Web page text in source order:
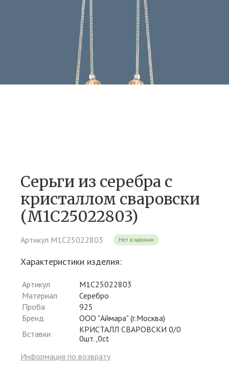
Серьги из серебра c
кристаллом сваровски
(М1С25022803)
Артикул М1С25022803 Нет в наличии
Характеристики изделия:
Артикул
М1С25022803
Материал
Серебро
Проба
925
Бренд
ООО "Аймара" (г.Москва)
Вставки
КРИСТАЛЛ СВАРОВСКИ 0/0
0шт.,0ct
Информация по возврату